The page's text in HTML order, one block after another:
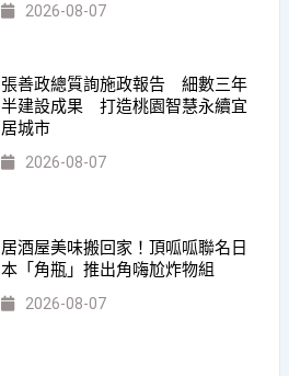
2026-08-07
張善政總質詢施政報告 細數三年
半建設成果 打造桃園智慧永續宜
居城市
2026-08-07
居酒屋美味搬回家！頂呱呱聯名日
本「角瓶」推出角嗨尬炸物組
2026-08-07